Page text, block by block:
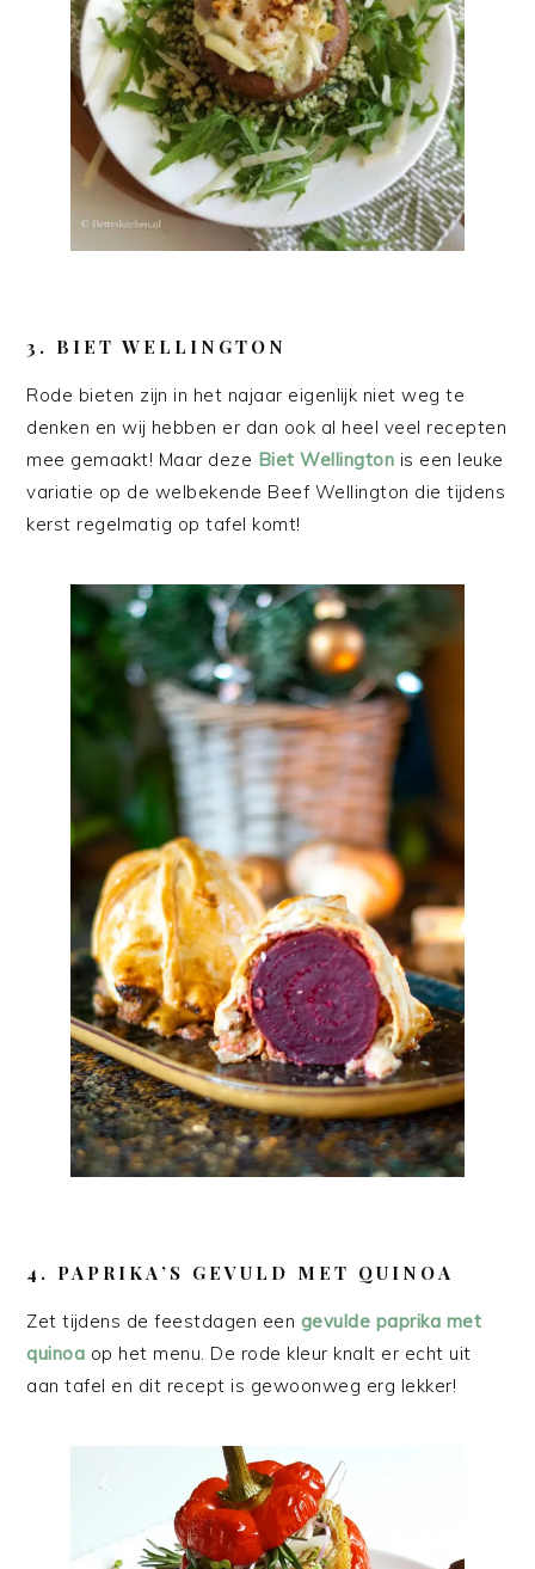
3. BIET WELLINGTON
Rode bieten zijn in het najaar eigenlijk niet weg te
denken en wij hebben er dan ook al heel veel recepten
mee gemaakt! Maar deze Biet Wellington is een leuke
variatie op de welbekende Beef Wellington die tijdens
kerst regelmatig op tafel komt!
4. PAPRIKA’S GEVULD MET QUINOA
Zet tijdens de feestdagen een gevulde paprika met
quinoa op het menu. De rode kleur knalt er echt uit
aan tafel en dit recept is gewoonweg erg lekker!